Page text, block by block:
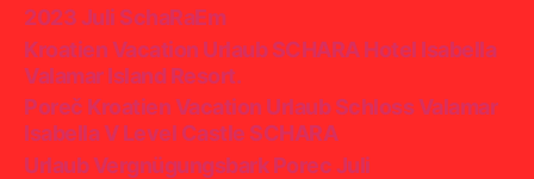
2023 Juli SchaRaEm
Kroatien Vacation Urlaub SCHARA Hotel Isabella
Valamar Island Resort.
Poreč Kroatien Vacation Urlaub Schloss Valamar
Isabella V Level Castle SCHARA
Urlaub Vergnügungsbark Porec Juli